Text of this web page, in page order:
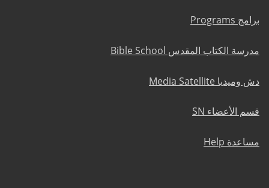
برامج Programs
مدرسة الكتاب المقدس Bible School
دش وميديا Media Satellite
قسم الأعضاء SN
مساعدة Help